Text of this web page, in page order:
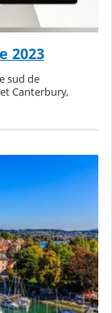
2023
sud de
Canterbury,